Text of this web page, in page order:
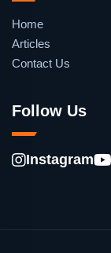
Home
Articles
Contact Us
Follow Us
Instagram